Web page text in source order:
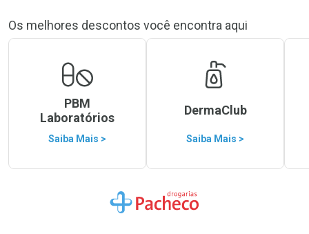
Os melhores descontos você encontra aqui
PBM
Laboratórios
Saiba Mais >
DermaClub
Saiba Mais >
Ir para a Home